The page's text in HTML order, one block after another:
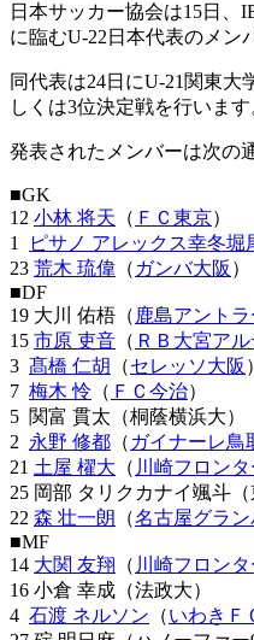
日本サッカー協会は15日、
に臨むU-22日本代表のメン
同代表は24日にU-21関東大
しくは3位決定戦を行います
発表されたメンバーは次の
■GK
12 小林 将天 （ ＦＣ東京）
1
ピサノ アレックス幸冬堀
23 荒木 琉偉 （ ガンバ大阪 ）
■DF
19 大川 佑梧（ 鹿島アント
15 市原 吏音 （ ＲＢ大宮ア
3 髙橋 仁胡 （セレッソ大阪 ）
7 梅木 怜 （ ＦＣ今治）
5 関富 貫太（桐蔭横浜大）
2 永野 修都 （ ガイナーレ鳥
21 土屋 櫂大 （ 川崎フロンタ
25 岡部 タリクカナイ颯斗（
22 森 壮一朗 （名古屋グラン
■MF
14 大関 友翔 （ 川崎フロンタ
16 小倉 幸成（法政大）
4 石渡 ネルソン （いわきＦ